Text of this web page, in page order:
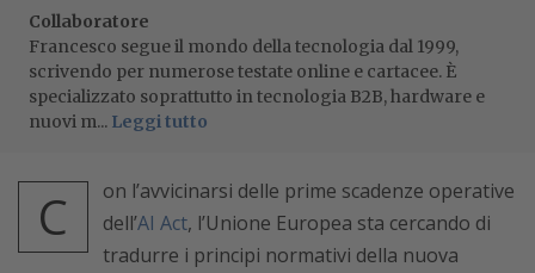
Collaboratore
Francesco segue il mondo della tecnologia dal 1999,
scrivendo per numerose testate online e cartacee. È
specializzato soprattutto in tecnologia B2B, hardware e
nuovi m... Leggi tutto
C
on l’avvicinarsi delle prime scadenze operative
dell’AI Act, l’Unione Europea sta cercando di
tradurre i principi normativi della nuova